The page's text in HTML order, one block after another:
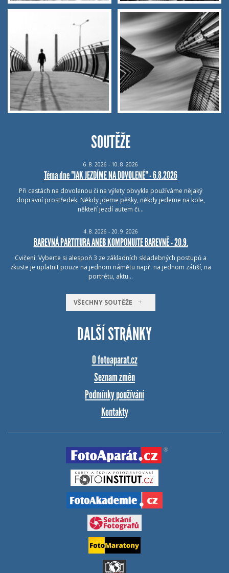
SOUTĚŽE
6. 8. 2026 - 10. 8. 2026
Téma dne "JAK JEZDÍME NA DOVOLENÉ" - 6.8.2026
Při cestách na dovolenou či na výlety obvykle používáme nějaký
dopravní prostředek. Někdy jdeme pěšky, někdy jedeme na kole,
někteří jezdí autem či…
4. 8. 2026 - 20. 9. 2026
BAREVNÁ PARTITURA ANEB KOMPONUJTE BAREVNĚ - 20.9.
Cvičení: Vyberte si alespoň 3 ze základních skladebných postupů a
zkuste je uplatnit pouze na jednom námětu např. na jednom zátiší, na
portrétu, aktu…
VŠECHNY SOUTĚŽE
DALŠÍ STRÁNKY
O fotoaparat.cz
Seznam změn
Podmínky používání
Kontakty